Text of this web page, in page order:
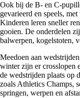
Ook bij de B- en C-
gevarieerd en speels,
Kinderen leren sneller
gooien. De onderdelen
balwerpen, kogelstoten,
Meedoen aan
winter zijn er crosslopen
de wedstrijden plaats op
zoals Athletics Champs,
springen, werpen en